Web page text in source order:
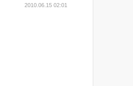
2010.06.15 02:01